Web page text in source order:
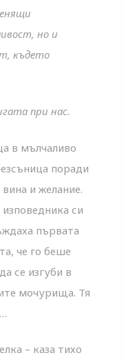
но и
където
при нас.
в мълчаливо
поради
и желание.
си
първата
че го беше
се изгуби в
мочурища. Тя
– каза тихо